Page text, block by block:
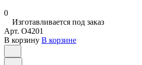
0
Изготавливается под заказ
Арт. O4201
В корзину В корзине